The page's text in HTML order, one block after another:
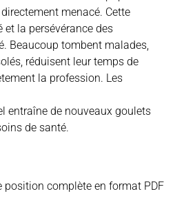
menacé. Cette
et la persévérance des
Beaucoup tombent malades,
réduisent leur temps de
la profession. Les
entraîne de nouveaux goulets
de santé.
position complète en format PDF